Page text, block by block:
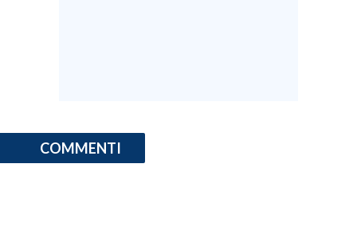
COMMENTI